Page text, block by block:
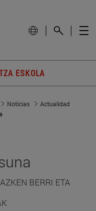
ESKOLA
Noticias
Actualidad
BERRI ETA